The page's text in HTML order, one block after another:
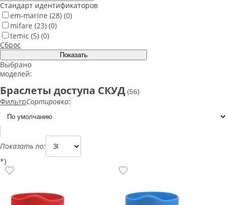
Стандарт идентификаторов
em-marine (28) (0)
mifare (23) (0)
temic (5) (0)
Сброс
Выбрано
моделей:
Браслеты доступа СКУД (56)
ФильтрСортировка:
Показать по:
*}